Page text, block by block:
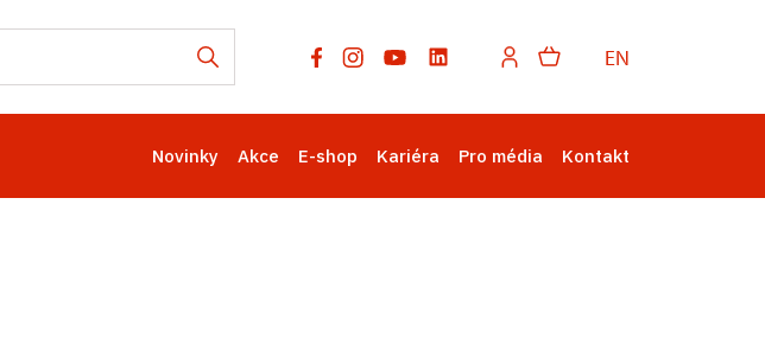
EN
Novinky Akce E-shop Kariéra Pro média Kontakt